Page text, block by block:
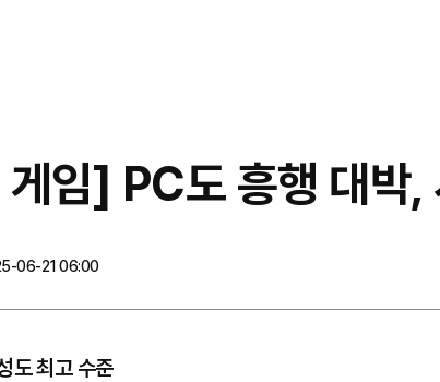
임] PC도 흥행 대박,
06-21 06:00
도 최고 수준